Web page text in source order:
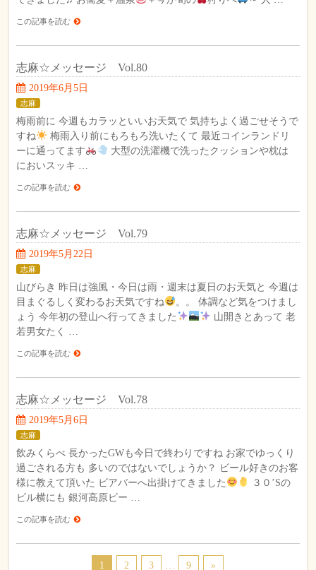
この記事を読む
志麻☆メッセージ Vol.80
2019年6月5日
志麻
梅雨前に 今週もカラッといいお天気で 気持ちよく過ごせそうで
すね
梅雨入り前にもろもろ洗いたくて 最近コインランドリ
ーに通ってます
大型の洗濯機で洗ったクッションや枕は
においスッキ …
この記事を読む
志麻☆メッセージ Vol.79
2019年5月22日
志麻
山びらき 昨日は強風・今日は雨・週末は夏日のお天気と 今週は
目まぐるしく変わるお天気ですね
。。 体調など気をつけまし
ょう 今年初の登山へ行ってきました
山開きとあって 老
若男女たく …
この記事を読む
志麻☆メッセージ Vol.78
2019年5月6日
志麻
飲みくらべ 長かったGWも今日で終わりですね お家でゆっくり
過ごされる方も 多いのではないでしょうか？ ビール好きのお客
様に教えて頂いた ビアバーへ出掛けてきました
３０’Sの
ビル横にも 銀河高原ビー …
この記事を読む
1 2 3 9 »